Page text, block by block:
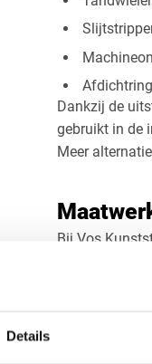
Details
Dankzij de
gebruikt in de
Meer
Bij Vos
op maat. Wij
driehoek of
De platen zijn
toleranties